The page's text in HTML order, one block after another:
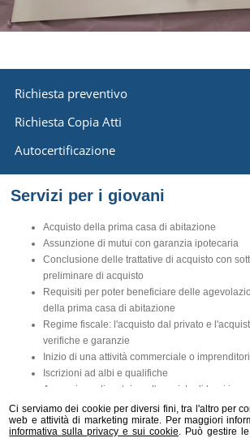
Ci serviamo dei cookie per diversi fini, tra l'altro per
web e attività di marketing mirate. Per maggiori
informativa sulla privacy e sui cookie. Può gestire
Richiesta preventivo
Richiesta Copia Atti
Autocertificazione
Servizi per i giovani
Acquisto della prima casa di abitazione
Assunzione di mutui con garanzia ipotecaria
Conclusione delle trattative di acquisto con
preliminare di acquisto
Requisiti per poter beneficiare delle
della prima casa di abitazione
Regime fiscale: l'acquisto dal privato e
verifiche e garanzie
Inizio di una attività commerciale o
Iscrizioni ad albi e qualifiche
Assunzione di mutui per l'acquisto di beni
Leasing per macchinari e immobili